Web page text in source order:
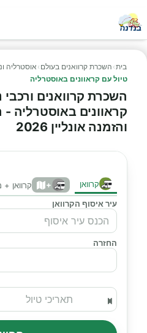
בית› השכרת קרוואנים בעולם ›אוסטרליה
טיול עם קראוונים באוסטרליה
השכרת קרוואנים ורכבי
קראוונים באוסטרליה
והזמנה אונליין 2026
קרוואן + קרוואן
עיר איסוף הקרוואן
החזרה